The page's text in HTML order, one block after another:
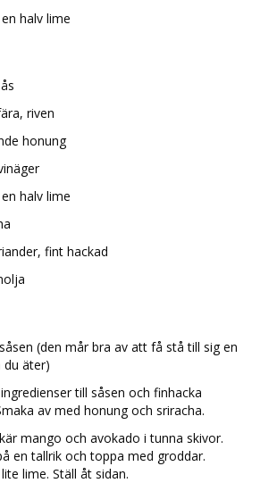
halv lime
riven
honung
halv lime
fint hackad
(den mår bra av att få stå till sig en
du äter)
till såsen och finhacka
av med honung och sriracha.
mango och avokado i tunna skivor.
en tallrik och toppa med groddar.
lime. Ställ åt sidan.